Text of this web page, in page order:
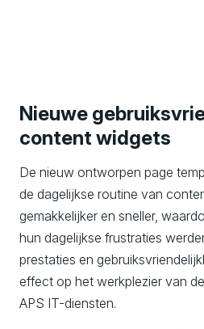
Nieuwe
content widgets
De nieuw ontworpen page
de dagelijkse routine van
gemakkelijker en sneller,
hun dagelijkse frustraties
prestaties en
effect op het werkplezier van
APS IT-diensten.